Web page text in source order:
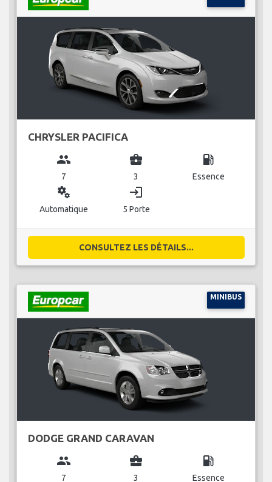
CHRYSLER PACIFICA
group
7
business_center
3
local_gas_station
Essence
miscellaneous_services
Automatique
login
5 Porte
CONSULTEZ LES DÉTAILS...
MINIBUS
DODGE GRAND CARAVAN
group
7
business_center
3
local_gas_station
Essence